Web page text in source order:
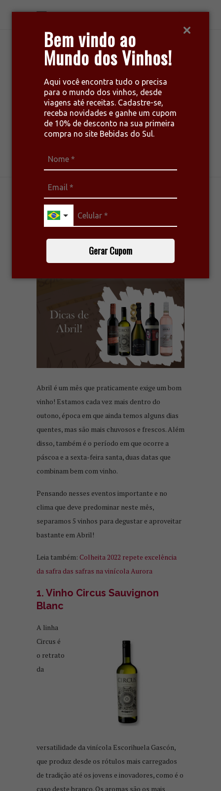
Bem vindo ao
Mundo dos Vinhos!
Aqui você encontra tudo o precisa
para o mundo dos vinhos, desde
viagens até receitas. Cadastre-se,
receba novidades e ganhe um cupom
de 10% de desconto na sua primeira
compra no site Bebidas do Sul.
Gerar Cupom
harmonize seu estilo de vida
BRANCOS
ROSÉS
TINTOS
ABRIL 2022
28 de março de 2022
Abril é um mês que praticamente exige um bom
vinho! Estamos cada vez mais dentro do
outono, época em que ainda temos alguns dias
quentes, mas são mais chuvosos e frescos. Além
disso, também é o período em que ocorre a
páscoa e a sexta-feira santa, duas datas que
combinam bem com vinho.
Pensando nesses eventos importante e no
clima que deve predominar neste mês,
separamos 5 vinhos para degustar e aproveitar
bastante em Abril!
Leia também: Colheita 2022 repete excelência
da safra das safras na vinícola Aurora
1. Vinho Circus Sauvignon
Blanc
A linha
Circus é
o retrato
da
versatilidade da vinícola Escorihuela Gascón,
que produz desde os rótulos mais carregados
de tradição até os jovens e inovadores, como é o
caso deste branco. Os aromas são os mais